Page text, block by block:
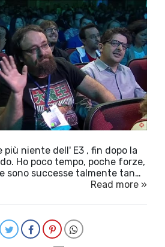
più niente dell' E3 , fin dopo la
Ho poco tempo, poche forze,
sono successe talmente tan…
Read more »